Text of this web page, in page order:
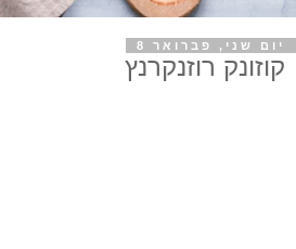
יום שני, פברואר 8
קוזונק רוזנקרנץ